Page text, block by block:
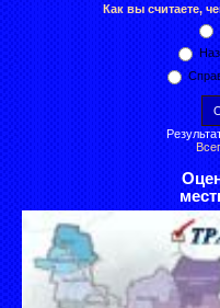
Как вы считаете,